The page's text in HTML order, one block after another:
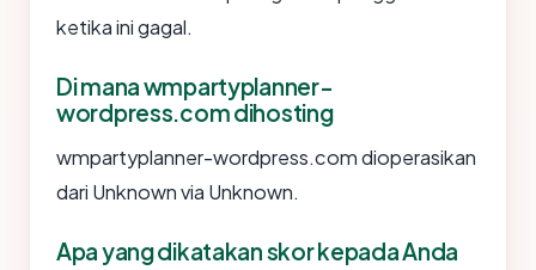
ketika ini gagal.
Di mana wmpartyplanner-
wordpress.com dihosting
wmpartyplanner-wordpress.com dioperasikan
dari Unknown via Unknown.
Apa yang dikatakan skor kepada Anda